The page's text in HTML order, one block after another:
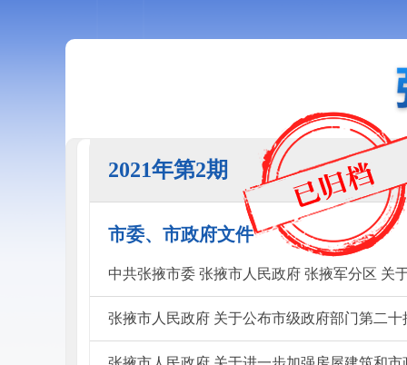
2021年第2期
市委、市政府文件
张掖市人民政府 关于公布市级政府部门第二